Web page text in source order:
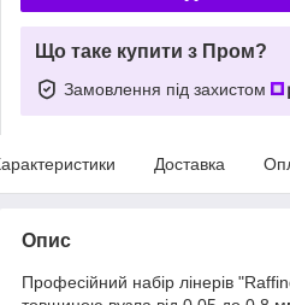
Що таке купити з Пром?
Замовлення під захистом
Доставка
Опис
Професійний набір лінерів